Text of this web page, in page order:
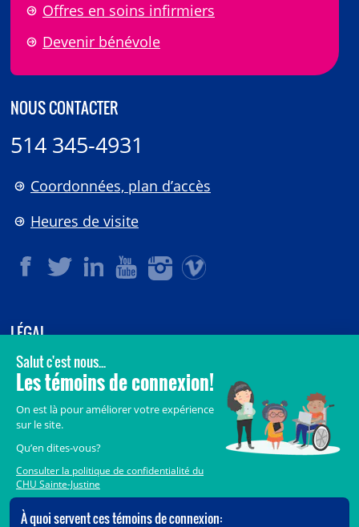
Offres en soins infirmiers
Devenir bénévole
NOUS CONTACTER
514 345-4931
Coordonnées, plan d’accès
Heures de visite
LÉGAL
© 2006-2026CHU Sainte-Justine.
Tous droits réservés.
Crédits
Accès aux documents des organismes publics